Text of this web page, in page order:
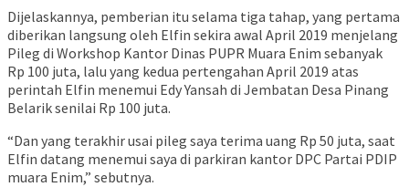
Dijelaskannya, pemberian itu selama tiga tahap, yang pertama
diberikan langsung oleh Elfin sekira awal April 2019 menjelang
Pileg di Workshop Kantor Dinas PUPR Muara Enim sebanyak
Rp 100 juta, lalu yang kedua pertengahan April 2019 atas
perintah Elfin menemui Edy Yansah di Jembatan Desa Pinang
Belarik senilai Rp 100 juta.
“Dan yang terakhir usai pileg saya terima uang Rp 50 juta, saat
Elfin datang menemui saya di parkiran kantor DPC Partai PDIP
muara Enim,” sebutnya.